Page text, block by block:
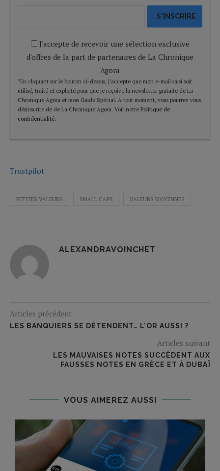
S'INSCRIRE
J'accepte de recevoir une sélection exclusive
d'offres de la part de partenaires de La Chronique
Agora
*En cliquant sur le bouton ci-dessus, j’accepte que mon e-mail saisi soit
utilisé, traité et exploité pour que je reçoive la newsletter gratuite de La
Chronique Agora et mon Guide Spécial. A tout moment, vous pourrez vous
désinscrire de de La Chronique Agora. Voir notre Politique de
confidentialité.
Trustpilot
PETITES VALEURS SMALL CAPS VALEURS MOYENNES
ALEXANDRAVOINCHET
Articles précédent
LES BANQUIERS SE DÉTENDENT… L'OR AUSSI ?
Articles suivant
LES MAUVAISES NOTES SUCCÈDENT AUX
FAUSSES NOTES EN GRÈCE ET À DUBAÏ
VOUS AIMEREZ AUSSI